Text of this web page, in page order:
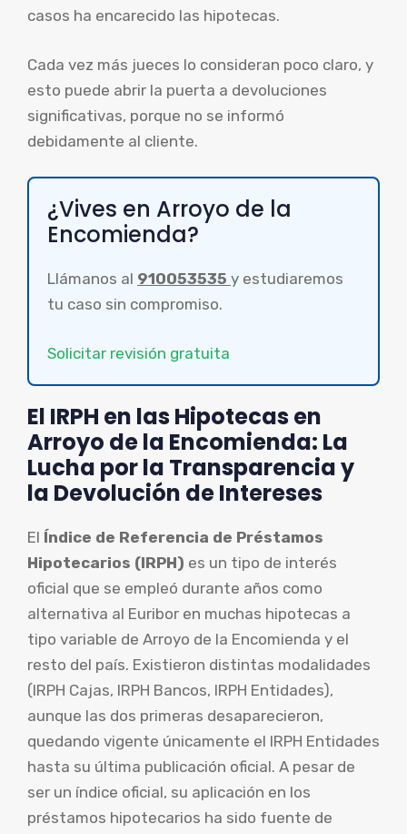
casos ha encarecido las hipotecas.
Cada vez más jueces lo consideran poco claro, y
esto puede abrir la puerta a devoluciones
significativas, porque no se informó
debidamente al cliente.
¿Vives en Arroyo de la
Encomienda?
Llámanos al 910053535 y estudiaremos
tu caso sin compromiso.
Solicitar revisión gratuita
El IRPH en las Hipotecas en
Arroyo de la Encomienda: La
Lucha por la Transparencia y
la Devolución de Intereses
El Índice de Referencia de Préstamos
Hipotecarios (IRPH) es un tipo de interés
oficial que se empleó durante años como
alternativa al Euribor en muchas hipotecas a
tipo variable de Arroyo de la Encomienda y el
resto del país. Existieron distintas modalidades
(IRPH Cajas, IRPH Bancos, IRPH Entidades),
aunque las dos primeras desaparecieron,
quedando vigente únicamente el IRPH Entidades
hasta su última publicación oficial. A pesar de
ser un índice oficial, su aplicación en los
préstamos hipotecarios ha sido fuente de